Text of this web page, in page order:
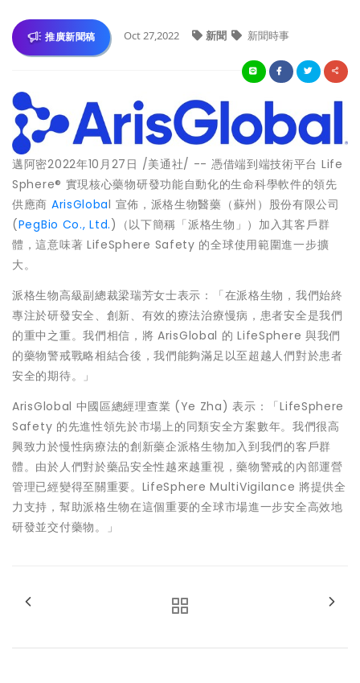
推廣新聞稿 Oct 27,2022 新聞 新聞時事
邁阿密2022年10月27日 /美通社/ -- 憑借端到端技術平台 Life
Sphere® 實現核心藥物研發功能自動化的生命科學軟件的領先
供應商 ArisGlobal 宣佈，派格生物醫藥（蘇州）股份有限公司
(PegBio Co., Ltd.)（以下簡稱「派格生物」）加入其客戶群
體，這意味著 LifeSphere Safety 的全球使用範圍進一步擴
大。
派格生物高級副總裁梁瑞芳女士表示：「在派格生物，我們始終
專注於研發安全、創新、有效的療法治療慢病，患者安全是我們
的重中之重。我們相信，將 ArisGlobal 的 LifeSphere 與我們
的藥物警戒戰略相結合後，我們能夠滿足以至超越人們對於患者
安全的期待。」
ArisGlobal 中國區總經理查業 (Ye Zha) 表示：「LifeSphere
Safety 的先進性領先於市場上的同類安全方案數年。我們很高
興致力於慢性病療法的創新藥企派格生物加入到我們的客戶群
體。由於人們對於藥品安全性越來越重視，藥物警戒的內部運營
管理已經變得至關重要。LifeSphere MultiVigilance 將提供全
力支持，幫助派格生物在這個重要的全球市場進一步安全高效地
研發並交付藥物。」